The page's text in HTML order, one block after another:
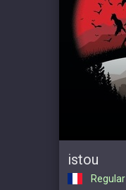
istou
Regular